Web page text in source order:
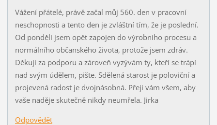
Vážení přátelé, právě začal můj 560. den v pracovní
neschopnosti a tento den je zvláštní tím, že je poslední.
Od pondělí jsem opět zapojen do výrobního procesu a
normálního občanského života, protože jsem zdráv.
Děkuji za podporu a zároveň vyzývám ty, kteří se trápí
nad svým údělem, pište. Sdělená starost je poloviční a
projevená radost je dvojnásobná. Přeji vám všem, aby
vaše naděje skutečně nikdy neumřela. Jirka
Odpovědět